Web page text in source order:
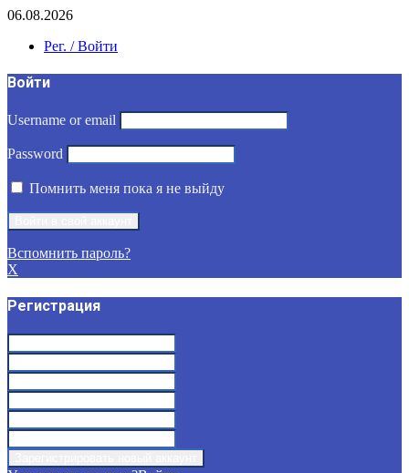
06.08.2026
Рег. / Войти
Войти
Username or email
Password
Помнить меня пока я не выйду
Вспомнить пароль?
X
Регистрация